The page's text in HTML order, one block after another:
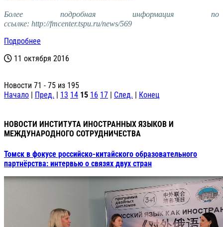
Более подробная информация по
ссылке: http://fmcenter.tspu.ru/news/569
Подробнее
11 октября 2016
Новости 71 - 75 из 195
Начало | Пред. | 13 14 15 16 17 | След. | Конец
НОВОСТИ ИНСТИТУТА ИНОСТРАННЫХ ЯЗЫКОВ И
МЕЖДУНАРОДНОГО СОТРУДНИЧЕСТВА
Томск в фокусе российско‑китайского образовательного
партнёрства: интервью о связях двух стран